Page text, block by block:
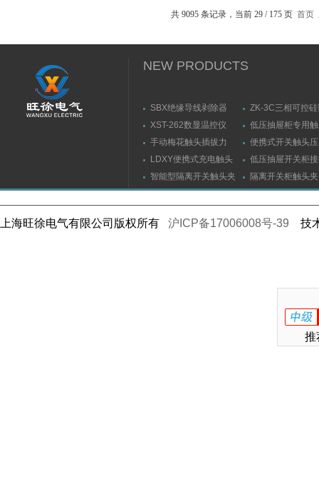
共 9095 条记录，当前 29 / 175 页 首页
NEW PRODUCTS
SBX绝缘导线剥除器
ZK-3C三相可控
触发器
XST-262数显温控仪
低压抽屉柜专用
力测量仪套装
手动梅花触头插拔力
（推拉力）测量仪
便携式开关触头
（夹紧力）测量仪
LDXY便携式充电触头
（指）夹紧力测量仪
低压抽屉开关柜
触头（夹紧力）
智能型隔离开关触头夹
紧力测试仪
隔离开关柜触头
测试仪/精度传感
上海旺徐电气有限公司版权所有 沪ICP备17006008号-39 技
推